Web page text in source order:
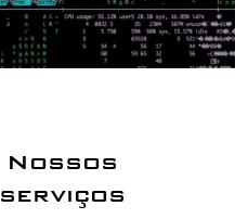
Nossos
serviços